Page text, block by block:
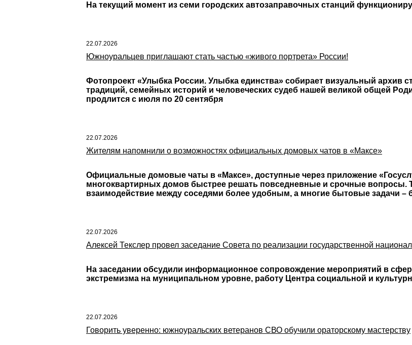
На текущий момент из семи городских автозаправочных станций
22.07.2026
Южноуральцев приглашают стать частью «живого портрета» России!
Фотопроект «Улыбка России. Улыбка единства» собирает визуальный архив
традиций, семейных историй и человеческих судеб нашей великой общей
продлится с июля по 20 сентября
22.07.2026
Жителям напомнили о возможностях официальных домовых чатов в «Максе»
Официальные домовые чаты в «Максе», доступные через приложение
многоквартирных домов быстрее решать повседневные и срочные вопросы.
взаимодействие между соседями более удобным, а многие бытовые задачи
22.07.2026
Алексей Текслер провел заседание Совета по реализации государственной
На заседании обсудили информационное сопровождение мероприятий в
экстремизма на муниципальном уровне, работу Центра социальной и
22.07.2026
Говорить уверенно: южноуральских ветеранов СВО обучили ораторскому мастерству